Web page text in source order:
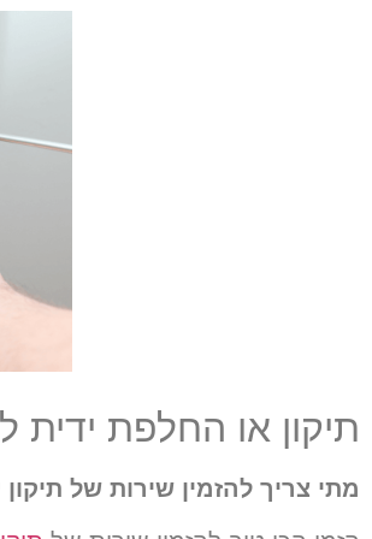
תיקון או החלפת ידית
מתי צריך להזמין שירות של